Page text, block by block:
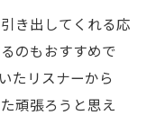
き出してくれる応
のもおすすめで
たリスナーから
頑張ろうと思え